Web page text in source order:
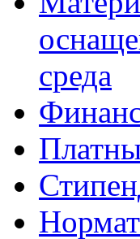
среда